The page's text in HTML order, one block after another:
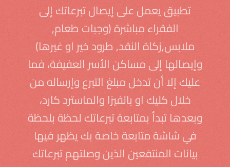
تطبيق يعمل على إيصال تبرعاتك إلى
الفقراء مباشرة (وجبات طعام,
ملابس,زكاة النقد, طرود خير او غيرها)
وإيصالها إلى مساكن الأسر العفيفة، فما
عليك إلا أن تدخل مبلغ التبرع وإرساله من
خلال كليك او بالفيزا والماسترد كارد،
وبعدها تبدأ بمتابعة تبرعاتك لحظة بلحظة
في شاشة متابعة خاصة بك يظهر فيها
بيانات المنتفعين الذين وصلتهم تبرعاتك